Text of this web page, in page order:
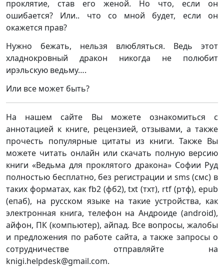
проклятие, став его женой. Но что, если он
ошибается? Или.. что со мной будет, если он
окажется прав?
Нужно бежать, нельзя влюбляться. Ведь этот
хладнокровный дракон никогда не полюбит
ирэльскую ведьму….
Или все может быть?
На нашем сайте Вы можете ознакомиться с
аннотацией к книге, рецензией, отзывами, а также
прочесть популярные цитаты из книги. Также Вы
можете читать онлайн или скачать полную версию
книги «Ведьма для проклятого дракона» Софии Руд
полностью бесплатно, без регистрации и sms (смс) в
таких форматах, как fb2 (фб2), txt (тхт), rtf (ртф), epub
(епаб), на русском языке на такие устройства, как
электронная книга, телефон на Андроиде (android),
айфон, ПК (компьютер), айпад. Все вопросы, жалобы
и предложения по работе сайта, а также запросы о
сотрудничестве отправляйте на
knigi.helpdesk@gmail.com.